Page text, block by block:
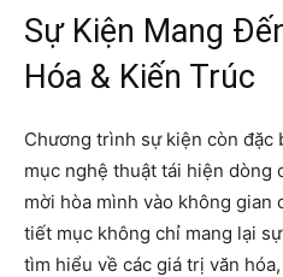
Sự Kiện Mang
Hóa & Kiến Trúc
Chương trình sự kiện còn
mục nghệ thuật tái hiện dòng
mời hòa mình vào không gian
tiết mục không chỉ mang lại
tìm hiểu về các giá trị văn